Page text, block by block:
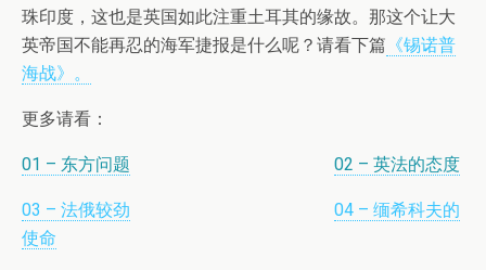
珠印度，这也是英国如此注重土耳其的缘故。那这个让大
英帝国不能再忍的海军捷报是什么呢？请看下篇 《锡诺普
海战》。
更多请看：
01 – 东方问题 02 – 英法的态度
03 – 法俄较劲
04 – 缅希科夫的
使命